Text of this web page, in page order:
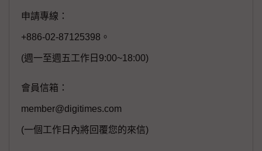
申請專線：
+886-02-87125398。
(週一至週五工作日9:00~18:00)
會員信箱：
member@digitimes.com
(一個工作日內將回覆您的來信)